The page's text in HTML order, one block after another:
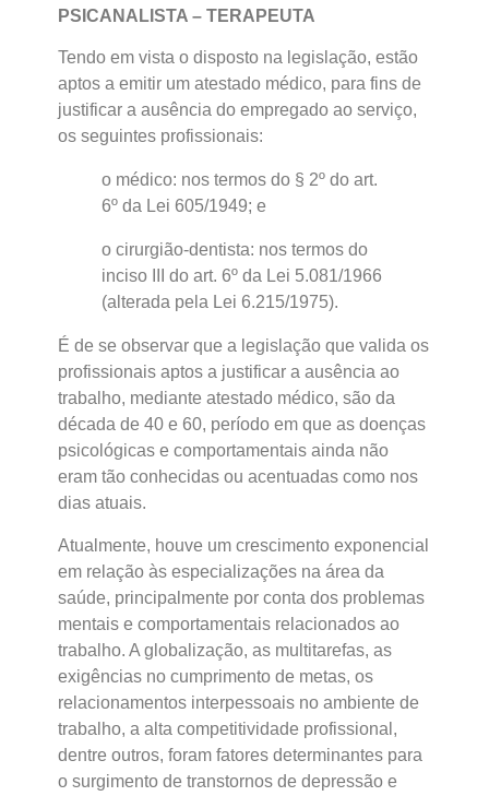
PSICANALISTA – TERAPEUTA
Tendo em vista o disposto na legislação, estão
aptos a emitir um atestado médico, para fins de
justificar a ausência do empregado ao serviço,
os seguintes profissionais:
o médico: nos termos do § 2º do art.
6º da Lei 605/1949; e
o cirurgião-dentista: nos termos do
inciso III do art. 6º da Lei 5.081/1966
(alterada pela Lei 6.215/1975).
É de se observar que a legislação que valida os
profissionais aptos a justificar a ausência ao
trabalho, mediante atestado médico, são da
década de 40 e 60, período em que as doenças
psicológicas e comportamentais ainda não
eram tão conhecidas ou acentuadas como nos
dias atuais.
Atualmente, houve um crescimento exponencial
em relação às especializações na área da
saúde, principalmente por conta dos problemas
mentais e comportamentais relacionados ao
trabalho. A globalização, as multitarefas, as
exigências no cumprimento de metas, os
relacionamentos interpessoais no ambiente de
trabalho, a alta competitividade profissional,
dentre outros, foram fatores determinantes para
o surgimento de transtornos de depressão e